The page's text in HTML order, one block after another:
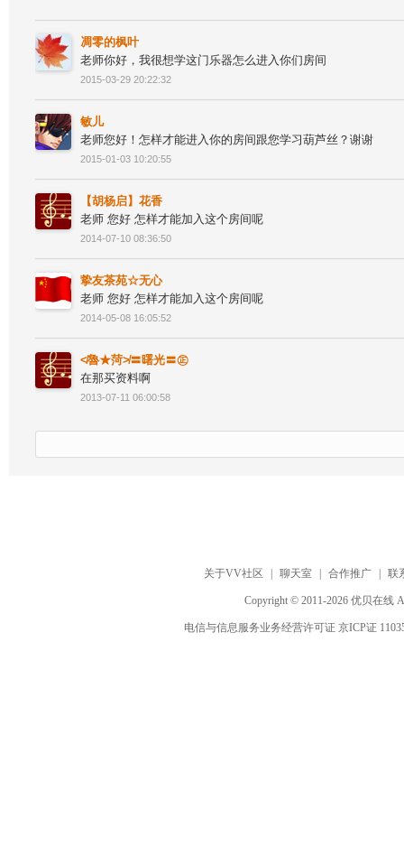
凋零的枫叶
老师你好，我很想学这门乐器怎么进入你们房间
2015-03-29 20:22:32
敏儿
老师您好！怎样才能进入你的房间跟您学习葫芦丝？谢谢
2015-01-03 10:20:55
【胡杨启】花香
老师 您好 怎样才能加入这个房间呢
2014-07-10 08:36:50
挚友茶苑☆无心
老师 您好 怎样才能加入这个房间呢
2014-05-08 16:05:52
≮魯★菏≯〓曙光〓㊣
在那买资料啊
2013-07-11 06:00:58
关于VV社区 聊天室 合作推广 联
Copyright © 2011-2026 优贝在线
电信与信息服务业务经营许可证 京ICP证